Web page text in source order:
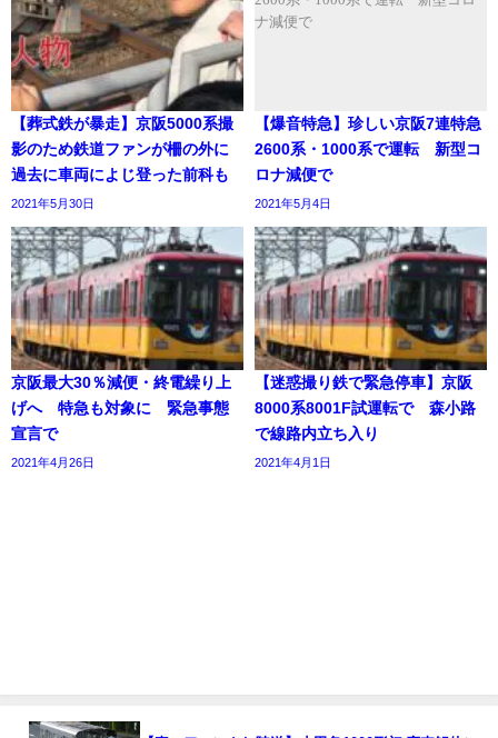
【葬式鉄が暴走】京阪5000系撮
影のため鉄道ファンが柵の外に
過去に車両によじ登った前科も
2021年5月30日
【爆音特急】珍しい京阪7連特急
2600系・1000系で運転 新型コ
ロナ減便で
2021年5月4日
京阪最大30％減便・終電繰り上
げへ 特急も対象に 緊急事態
宣言で
2021年4月26日
【迷惑撮り鉄で緊急停車】京阪
8000系8001F試運転で 森小路
で線路内立ち入り
2021年4月1日